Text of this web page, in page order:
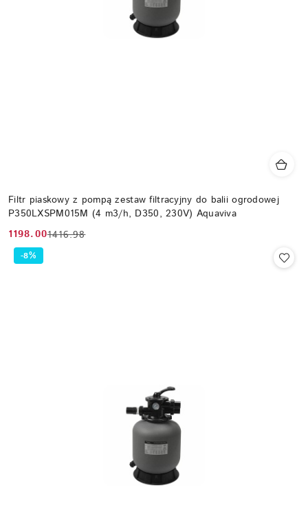
Filtr piaskowy z pompą zestaw filtracyjny do balii ogrodowej
P350LXSPM015M (4 m3/h, D350, 230V) Aquaviva
Cena
promocyjna:
1198.00
Cena
przed
1416.98
-8%